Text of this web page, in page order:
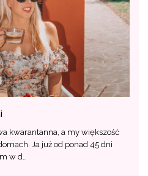
kwarantanna, a my większość
Ja już od ponad 45 dni
w d…